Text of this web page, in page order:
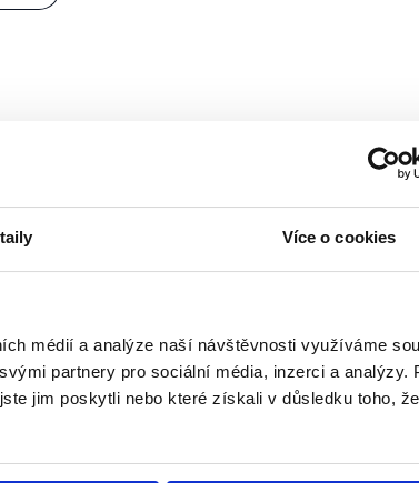
Více o cookies
médií a analýze naší návštěvnosti využíváme
partnery pro sociální média, inzerci a analýzy.
jim poskytli nebo které získali v důsledku toho, že
Sociální sítě
Nenechte si ujít
z Demagog.cz.